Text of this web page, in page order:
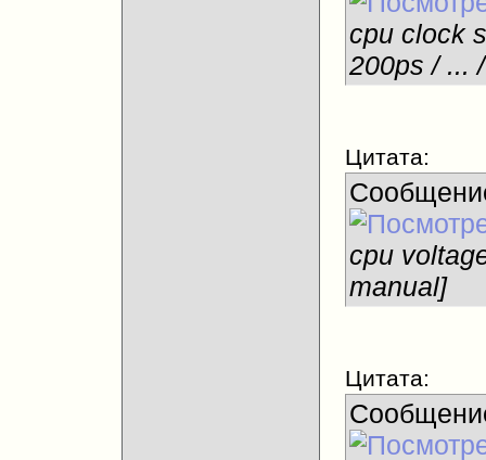
cpu clock
200ps / ...
Цитата:
cpu
manual]
Цитата: